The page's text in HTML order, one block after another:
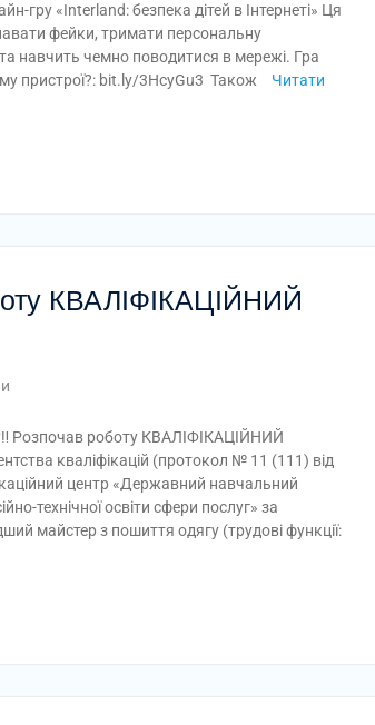
гру «Interland: безпека дітей в Інтернеті» Ця
фейки, тримати персональну
навчить чемно поводитися в мережі. Гра
пристрої?: bit.ly/3HcyGu3 Також
Читати
КВАЛІФІКАЦІЙНИЙ
Розпочав роботу КВАЛІФІКАЦІЙНИЙ
кваліфікацій (протокол № 11 (111) від
центр «Державний навчальний
технічної освіти сфери послуг» за
майстер з пошиття одягу (трудові функції: